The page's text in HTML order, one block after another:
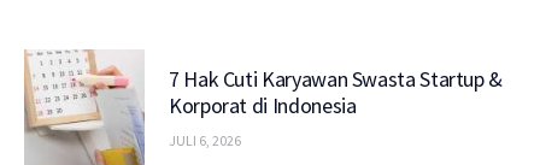
7 Hak Cuti Karyawan Swasta Startup &
Korporat di Indonesia
JULI 6, 2026